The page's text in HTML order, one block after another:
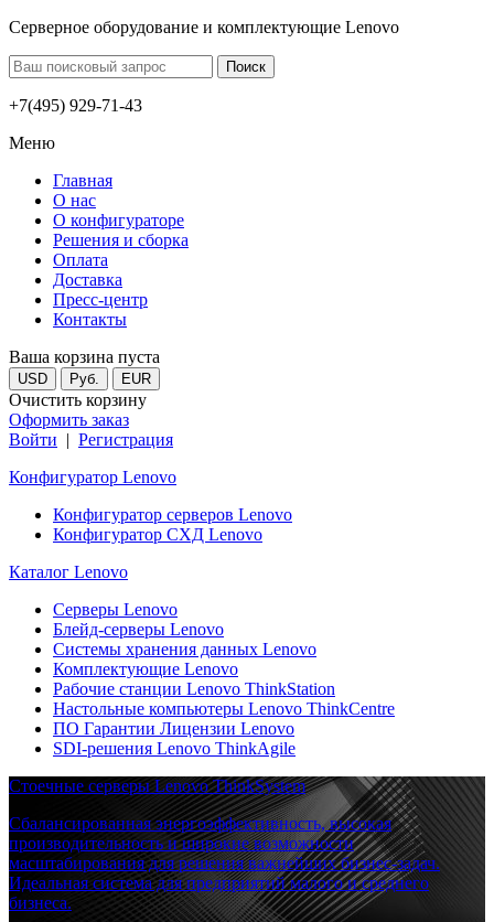
Серверное оборудование и комплектующие Lenovo
+7(495) 929-71-43
Меню
Главная
О нас
О конфигураторе
Решения и сборка
Оплата
Доставка
Пресс-центр
Контакты
Ваша корзина пуста
USD Руб. EUR
Очистить корзину
Оформить заказ
Войти | Регистрация
Конфигуратор Lenovo
Конфигуратор серверов Lenovo
Конфигуратор СХД Lenovo
Каталог Lenovo
Серверы Lenovo
Блейд-серверы Lenovo
Системы хранения данных Lenovo
Комплектующие Lenovo
Рабочие станции Lenovo ThinkStation
Настольные компьютеры Lenovo ThinkCentre
ПО Гарантии Лицензии Lenovo
SDI-решения Lenovo ThinkAgile
Стоечные серверы Lenovo ThinkSystem
Сбалансированная энергоэффективность, высокая
производительность и широкие возможности
масштабирования для решения важнейших бизнес-задач.
Идеальная система для предприятий малого и среднего
бизнеса.